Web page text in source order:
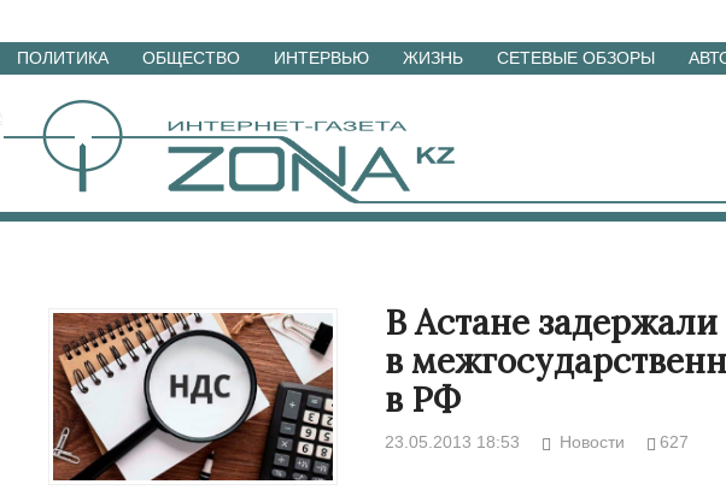
Перейти
материалам
ПОЛИТИКА ОБЩЕСТВО ИНТЕРВЬЮ ЖИЗНЬ СЕТЕВЫЕ ОБЗОРЫ
В Астане
в
в РФ
23.05.2013 18:53 Новости 627